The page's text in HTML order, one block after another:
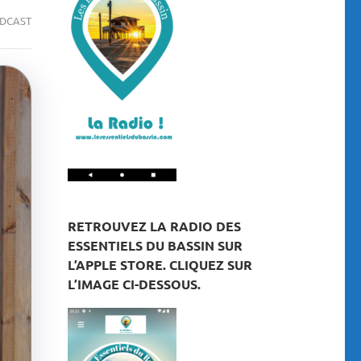
RETROUVEZ LA RADIO DES
ESSENTIELS DU BASSIN SUR
L’APPLE STORE. CLIQUEZ SUR
L’IMAGE CI-DESSOUS.